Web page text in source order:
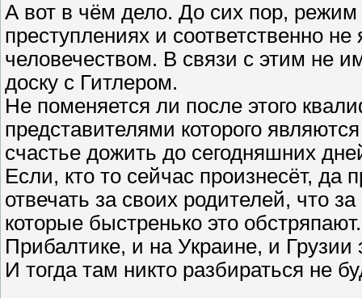
А вот в чём дело. До сих пор,
преступлениях и соответственно
человечеством. В связи с этим не
доску с Гитлером.
Не поменяется ли после этого
представителями которого
счастье дожить до сегодняшних
Если, кто то сейчас произнесёт, да
отвечать за своих родителей, что
которые быстренько это
Прибалтике, и на Украине, и Грузии
И тогда там никто разбираться не